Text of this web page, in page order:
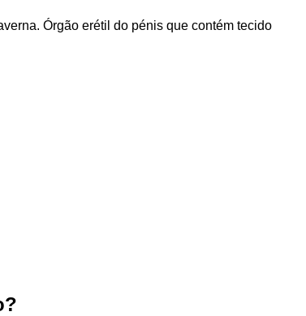
Órgão erétil do pénis que contém tecido